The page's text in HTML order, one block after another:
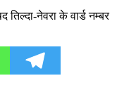
तिल्दा-नेवरा के वार्ड नम्बर